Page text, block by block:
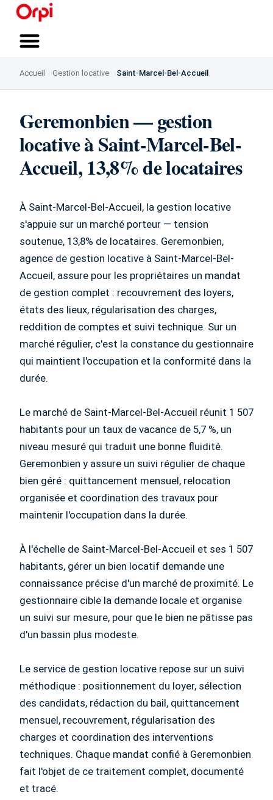
Accueil Gestion locative Saint-Marcel-Bel-Accueil
Geremonbien — gestion
locative à Saint-Marcel-Bel-
Accueil, 13,8% de locataires
À Saint-Marcel-Bel-Accueil, la gestion locative
s'appuie sur un marché porteur — tension
soutenue, 13,8% de locataires. Geremonbien,
agence de gestion locative à Saint-Marcel-Bel-
Accueil, assure pour les propriétaires un mandat
de gestion complet : recouvrement des loyers,
états des lieux, régularisation des charges,
reddition de comptes et suivi technique. Sur un
marché régulier, c'est la constance du gestionnaire
qui maintient l'occupation et la conformité dans la
durée.
Le marché de Saint-Marcel-Bel-Accueil réunit 1 507
habitants pour un taux de vacance de 5,7 %, un
niveau mesuré qui traduit une bonne fluidité.
Geremonbien y assure un suivi régulier de chaque
bien géré : quittancement mensuel, relocation
organisée et coordination des travaux pour
maintenir l'occupation dans la durée.
À l'échelle de Saint-Marcel-Bel-Accueil et ses 1 507
habitants, gérer un bien locatif demande une
connaissance précise d'un marché de proximité. Le
gestionnaire cible la demande locale et organise
un suivi sur mesure, pour que le bien ne pâtisse pas
d'un bassin plus modeste.
Le service de gestion locative repose sur un suivi
méthodique : positionnement du loyer, sélection
des candidats, rédaction du bail, quittancement
mensuel, recouvrement, régularisation des
charges et coordination des interventions
techniques. Chaque mandat confié à Geremonbien
fait l'objet de ce traitement complet, documenté
et tracé.